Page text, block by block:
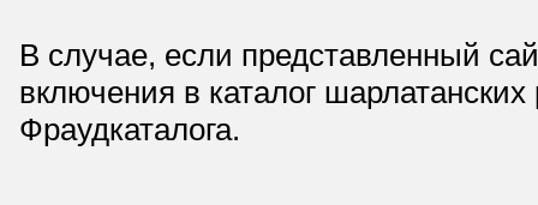
В случае, если представленный
включения в каталог
Фраудкаталога.